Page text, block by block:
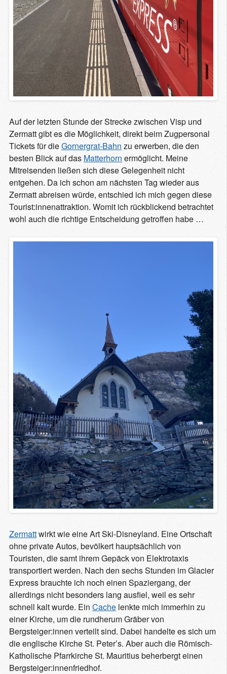
Auf der letzten Stunde der Strecke zwischen Visp und
Zermatt gibt es die Möglichkeit, direkt beim Zugpersonal
Tickets für dieGornergrat-Bahn zu erwerben, die den
besten Blick auf das Matterhorn ermöglicht. Meine
Mitreisenden ließen sich diese Gelegenheit nicht
entgehen. Da ich schon am nächsten Tag wieder aus
Zermatt abreisen würde, entschied ich mich gegen diese
Tourist:innenattraktion. Womit ich rückblickend betrachtet
wohl auch die richtige Entscheidung getroffen habe …
Zermattwirkt wie eine Art Ski-Disneyland. Eine Ortschaft
ohne private Autos, bevölkert hauptsächlich von
Touristen, die samt ihrem Gepäck von Elektrotaxis
transportiert werden. Nach den sechs Stunden im Glacier
Express brauchte ich noch einen Spaziergang, der
allerdings nicht besonders lang ausfiel, weil es sehr
schnell kalt wurde. Ein Cache lenkte mich immerhin zu
einer Kirche, um die rundherum Gräber von
Bergsteiger:innen verteilt sind. Dabei handelte es sich um
die englische Kirche St. Peter’s. Aber auch die Römisch-
Katholische Pfarrkirche St. Mauritius beherbergt einen
Bergsteiger:innenfriedhof.